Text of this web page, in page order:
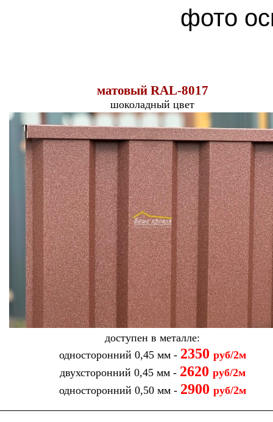
фото
матовыйRAL-8017
шоколадный цвет
доступен в металле:
односторонний 0,45 мм - 2350 руб/2м
двухсторонний 0,45 мм - 2620 руб/2м
односторонний 0,50 мм - 2900 руб/2м